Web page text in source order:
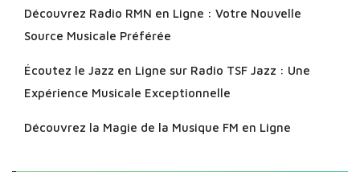
Découvrez Radio RMN en Ligne : Votre Nouvelle
Source Musicale Préférée
Écoutez le Jazz en Ligne sur Radio TSF Jazz : Une
Expérience Musicale Exceptionnelle
Découvrez la Magie de la Musique FM en Ligne